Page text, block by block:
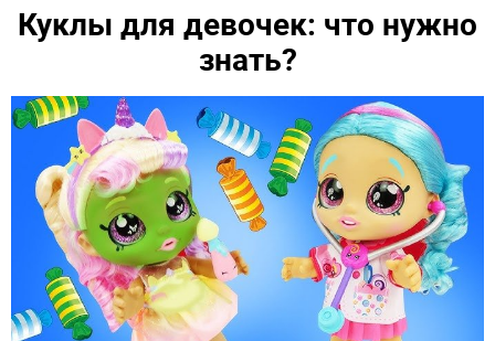
Куклы для девочек: что нужно
знать?